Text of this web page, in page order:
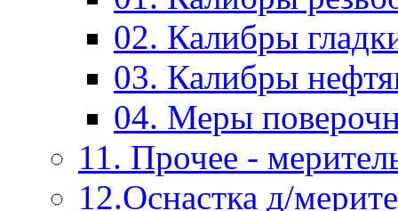
02. Калибры
03. Калибры
04. Меры
11. Прочее -
12.Оснастка д/